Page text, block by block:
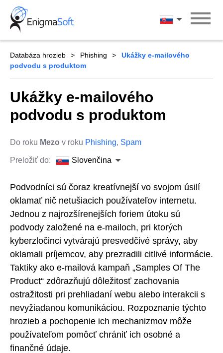
Skip
content
Slovenčina
Databáza hrozieb Phishing
Ukážky e-mailového
podvodu s produktom
Ukážky e-mailového
podvodu s produktom
Do roku Mezo v roku Phishing, Spam
Preložiť do: Slovenčina
Podvodníci sú čoraz kreatívnejší vo svojom úsilí
oklamať nič netušiacich používateľov internetu.
Jednou z najrozšírenejších foriem útoku sú
podvody založené na e-mailoch, pri ktorých
kyberzločinci vytvárajú presvedčivé správy, aby
oklamali príjemcov, aby prezradili citlivé informácie.
Taktiky ako e-mailová kampaň „Samples Of The
Product“ zdôrazňujú dôležitosť zachovania
ostražitosti pri prehliadaní webu alebo interakcii s
nevyžiadanou komunikáciou. Rozpoznanie týchto
hrozieb a pochopenie ich mechanizmov môže
používateľom pomôcť chrániť ich osobné a
finančné údaje.